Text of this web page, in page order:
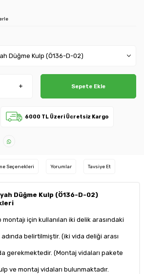
Sepete Ekle
6000 TL Üzeri Ücretsiz Kargo
Seçenekleri Yorumlar Tavsiye Et
Düğme Kulp (Ö136-D-02)
için kullanılan iki delik arasındaki
belirtilmiştir. (iki vida deliği arası
gerekmektedir. (Montaj vidaları pakete
ve montaj vidaları bulunmaktadır.